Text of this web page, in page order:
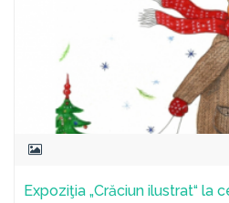
Expoziţia „Crăciun ilustrat“ la